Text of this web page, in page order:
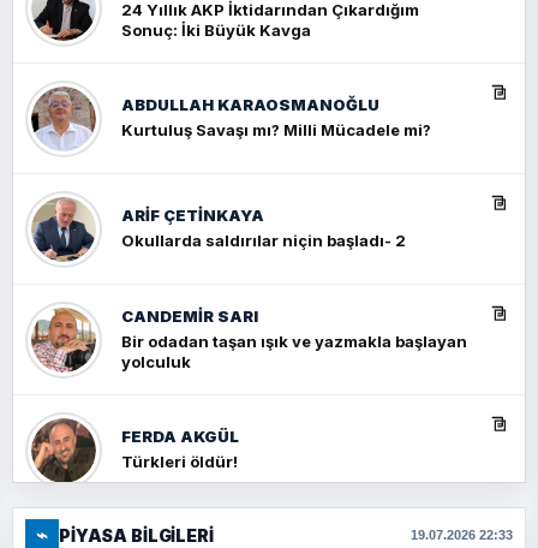
24 Yıllık AKP İktidarından Çıkardığım
Sonuç: İki Büyük Kavga
ABDULLAH KARAOSMANOĞLU
Kurtuluş Savaşı mı? Milli Mücadele mi?
ARIF ÇETİNKAYA
Okullarda saldırılar niçin başladı- 2
CANDEMIR SARI
Bir odadan taşan ışık ve yazmakla başlayan
yolculuk
FERDA AKGÜL
Türkleri öldür!
FERHAT BÜYÜKKALKAN
⌁ PIYASA BILGILERI 19.07.2026 22:33